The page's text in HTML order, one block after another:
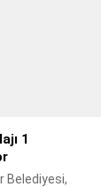
1
Belediyesi,